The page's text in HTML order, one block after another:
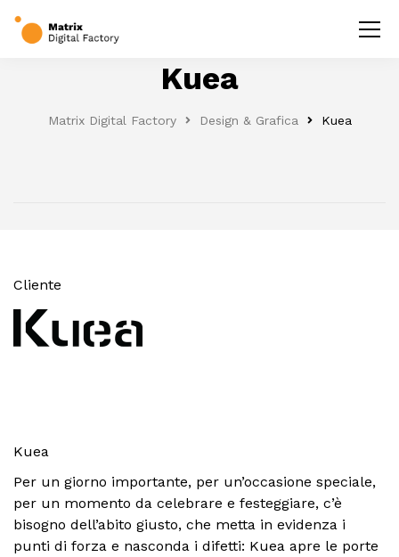
Kuea
Matrix Digital Factory Design & Grafica Kuea
Cliente
Kuea
Per un giorno importante, per un’occasione speciale,
per un momento da celebrare e festeggiare, c’è
bisogno dell’abito giusto, che metta in evidenza i
punti di forza e nasconda i difetti: Kuea apre le porte